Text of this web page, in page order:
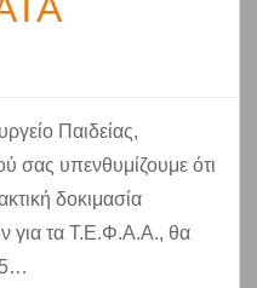
Παιδείας,
σας υπενθυμίζουμε ότι
δοκιμασία
για τα Τ.Ε.Φ.Α.Α., θα